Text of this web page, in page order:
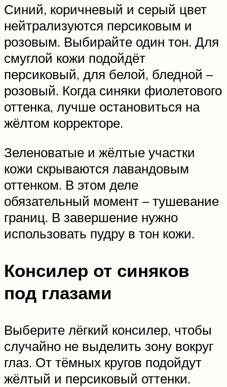
Синий, коричневый и серый цвет
нейтрализуются персиковым и
розовым. Выбирайте один тон. Для
смуглой кожи подойдёт
персиковый, для белой, бледной –
розовый. Когда синяки фиолетового
оттенка, лучше остановиться на
жёлтом корректоре.
Зеленоватые и жёлтые участки
кожи скрываются лавандовым
оттенком. В этом деле
обязательный момент – тушевание
границ. В завершение нужно
использовать пудру в тон кожи.
Консилер от синяков
под глазами
Выберите лёгкий консилер, чтобы
случайно не выделить зону вокруг
глаз. От тёмных кругов подойдут
жёлтый и персиковый оттенки.